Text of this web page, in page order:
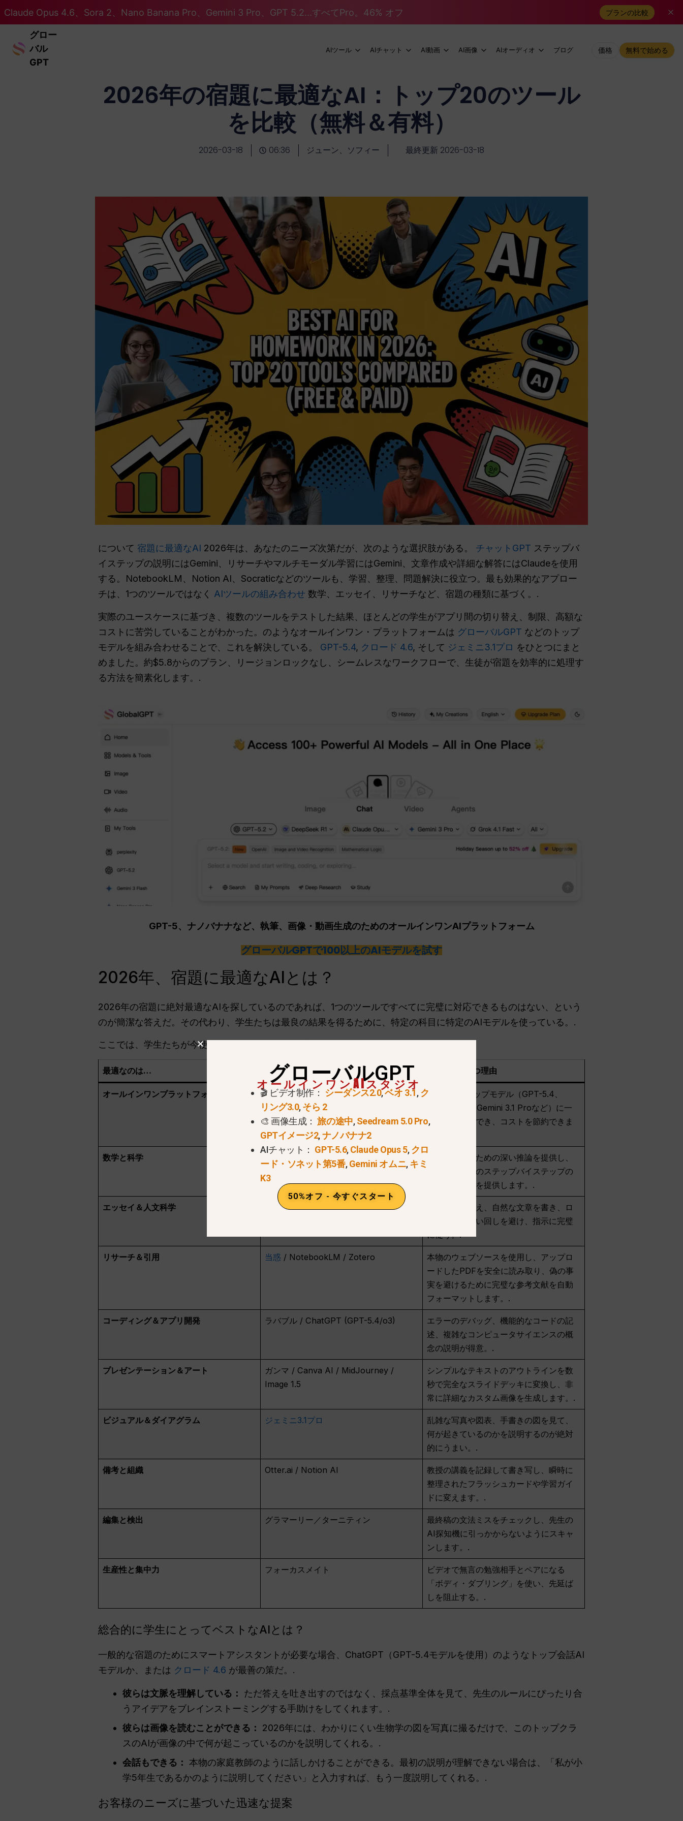
Claude Opus 4.6、Sora 2、Nano Banana Pro、Gemini 3 Pro、GPT 5.2...すべてPro。46% オフ プランの比較
グロー
バル
GPT
AIツール AIチャット AI動画 AI画像 AIオーディオ ブログ 価格 無料で始める
2026年の宿題に最適なAI：トップ20のツール
を比較（無料＆有料）
2026-03-18 06:36 ジューン、ソフィー 最終更新 2026-03-18
について 宿題に最適なAI 2026年は、あなたのニーズ次第だが、次のような選択肢がある。 チャットGPT ステップバ
イステップの説明にはGemini、リサーチやマルチモーダル学習にはGemini、文章作成や詳細な解答にはClaudeを使用
する。NotebookLM、Notion AI、Socraticなどのツールも、学習、整理、問題解決に役立つ。最も効果的なアプロー
チは、1つのツールではなく AIツールの組み合わせ 数学、エッセイ、リサーチなど、宿題の種類に基づく。.
実際のユースケースに基づき、複数のツールをテストした結果、ほとんどの学生がアプリ間の切り替え、制限、高額な
コストに苦労していることがわかった。のようなオールインワン・プラットフォームは グローバルGPT などのトップ
モデルを組み合わせることで、これを解決している。 GPT-5.4, クロード 4.6, そして ジェミニ3.1プロ をひとつにまと
めました。約$5.8からのプラン、リージョンロックなし、シームレスなワークフローで、生徒が宿題を効率的に処理す
る方法を簡素化します。.
GPT-5、ナノバナナなど、執筆、画像・動画生成のためのオールインワンAIプラットフォーム
グローバルGPTで100以上のAIモデルを試す
2026年、宿題に最適なAIとは？
2026年の宿題に絶対最適なAIを探しているのであれば、1つのツールですべてに完璧に対応できるものはない、という
のが簡潔な答えだ。その代わり、学生たちは最良の結果を得るために、特定の科目に特定のAIモデルを使っている。.
ここでは、学生たちが今使っているツールのトップを見てみよう：
最適なのは… トップAIツールの選択 2026年に勝つ理由
オールインワンプラットフォーム グローバルGPT
100以上のトップモデル（GPT-5.4、
Claude 4.6、Gemini 3.1 Proなど）に一
度にアクセスでき、コストを節約できま
数学と科学 Thetawise.ai / ソクラティック
高度な公式のための深い推論を提供し、
高校生のためのステップバイステップの
視覚的な論理を提供します。.
エッセイ＆人文科学 クロード 4.6 ソネット
人間的に聞こえ、自然な文章を書き、ロ
ボット的な言い回しを避け、指示に完璧
に従う。.
リサーチ＆引用 当惑 / NotebookLM / Zotero
本物のウェブソースを使用し、アップロ
ードしたPDFを安全に読み取り、偽の事
実を避けるために完璧な参考文献を自動
フォーマットします。.
コーディング＆アプリ開発 ラバブル / ChatGPT (GPT-5.4/o3)
エラーのデバッグ、機能的なコードの記
述、複雑なコンピュータサイエンスの概
念の説明が得意。.
プレゼンテーション＆アート
ガンマ / Canva AI / MidJourney /
Image 1.5
シンプルなテキストのアウトラインを数
秒で完全なスライドデッキに変換し、非
常に詳細なカスタム画像を生成します。.
ビジュアル＆ダイアグラム ジェミニ3.1プロ
乱雑な写真や図表、手書きの図を見て、
何が起きているのかを説明するのが絶対
的にうまい。.
備考と組織 Otter.ai / Notion AI
教授の講義を記録して書き写し、瞬時に
整理されたフラッシュカードや学習ガイ
ドに変えます。.
編集と検出 グラマーリー／ターニティン
最終稿の文法ミスをチェックし、先生の
AI探知機に引っかからないようにスキャ
ンします。.
生産性と集中力 フォーカスメイト
ビデオで無言の勉強相手とペアになる
「ボディ・ダブリング」を使い、先延ば
しを阻止する。.
総合的に学生にとってベストなAIとは？
一般的な宿題のためにスマートアシスタントが必要な場合、ChatGPT（GPT-5.4モデルを使用）のようなトップ会話AI
モデルか、または クロード 4.6 が最善の策だ。.
彼らは文脈を理解している：
ただ答えを吐き出すのではなく、採点基準全体を見て、先生のルールにぴったり合
うアイデアをブレインストーミングする手助けをしてくれます。.
彼らは画像を読むことができる：
2026年には、わかりにくい生物学の図を写真に撮るだけで、このトップクラ
スのAIが画像の中で何が起こっているのかを説明してくれる。.
会話もできる： 本物の家庭教師のように話しかけることができる。最初の説明が理解できない場合は、「私が小
学5年生であるかのように説明してください」と入力すれば、もう一度説明してくれる。.
お客様のニーズに基づいた迅速な提案
グローバルGPT
オールインワンAIスタジオ
🎬 ビデオ制作： シーダンス2.0,ベオ 3.1,ク
リング3.0,そら 2
🎨 画像生成：旅の途中,Seedream 5.0 Pro,
GPTイメージ2,ナノバナナ2
AIチャット： GPT-5.6,Claude Opus 5,クロ
ード・ソネット第5番,Gemini オムニ,キミ
K3
50%オフ - 今すぐスタート